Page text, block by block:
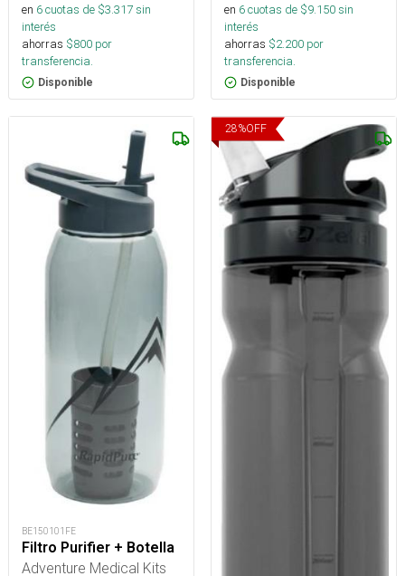
en 6cuotas de $3.317sin
interés
ahorras $800 por
transferencia.
Disponible
en 6cuotas de $9.150sin
interés
ahorras $2.200 por
transferencia.
Disponible
BE150101FE
Filtro Purifier + Botella
Adventure Medical Kits
28%OFF